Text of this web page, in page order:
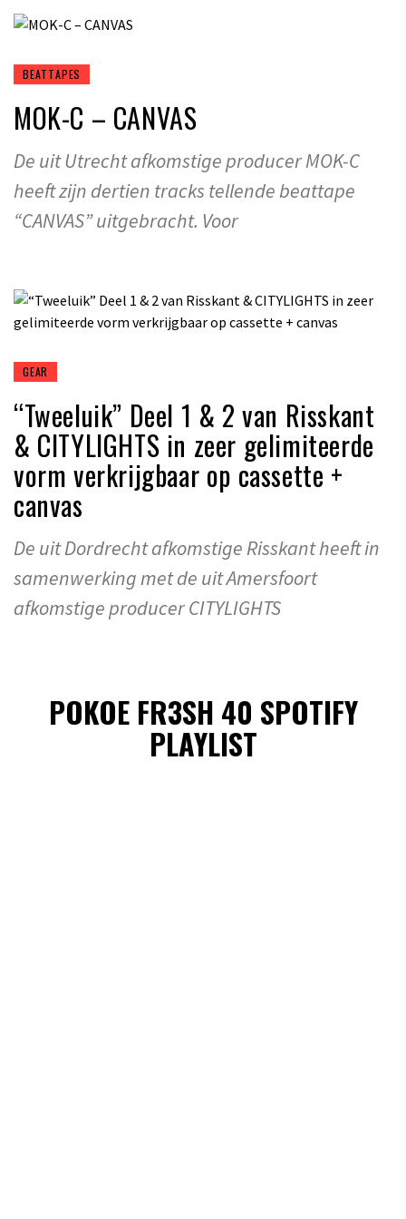
BEATTAPES
MOK-C – CANVAS
De uit Utrecht afkomstige producer MOK-C
heeft zijn dertien tracks tellende beattape
“CANVAS” uitgebracht. Voor
GEAR
“Tweeluik” Deel 1 & 2 van Risskant
& CITYLIGHTS in zeer gelimiteerde
vorm verkrijgbaar op cassette +
canvas
De uit Dordrecht afkomstige Risskant heeft in
samenwerking met de uit Amersfoort
afkomstige producer CITYLIGHTS
POKOE FR3SH 40 SPOTIFY
PLAYLIST